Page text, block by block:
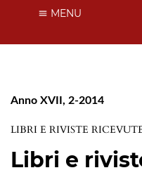
MENU
Anno XVII, 2-2014
LIBRI E RIVISTE
Libri e